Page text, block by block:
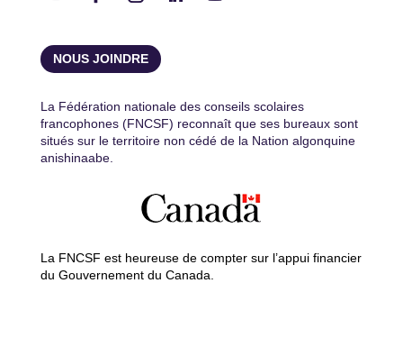
NOUS JOINDRE
La Fédération nationale des conseils scolaires
francophones (FNCSF) reconnaît que ses bureaux sont
situés sur le territoire non cédé de la Nation algonquine
anishinaabe.
La FNCSF est heureuse de compter sur l’appui financier
du Gouvernement du Canada.